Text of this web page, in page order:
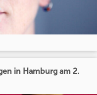
in Hamburg am 2.